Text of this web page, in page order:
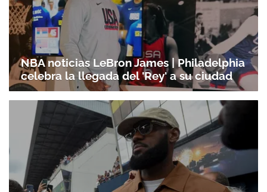
NBA noticias LeBron James | Philadelphia
celebra la llegada del 'Rey' a su ciudad